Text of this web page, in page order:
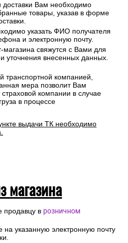
доставки Вам необходимо
товары, указав в форме
указать ФИО получателя
и электронную почту.
свяжутся с Вами для
уточнения внесенных данных.
транспортной компанией,
мера позволит Вам
компании в случае
в процессе
выдачи ТК необходимо
магазина
продавцу в розничном
на указанную электронную почту